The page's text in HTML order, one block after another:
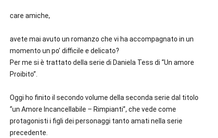
care amiche,
avete mai avuto un romanzo che vi ha accompagnato in un
momento un po’ difficile e delicato?
Per me si è trattato della serie di Daniela Tess di “Un amore
Proibito”.
Oggi ho finito il secondo volume della seconda serie dal titolo
“un Amore Incancellabile – Rimpianti”, che vede come
protagonisti i figli dei personaggi tanto amati nella serie
precedente.